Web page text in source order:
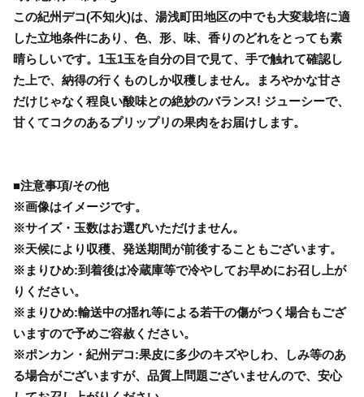
この紀州デコ(不知火)は、湯浅町田地区の中でも大変栽培に適
した立地条件にあり、色、形、味、香りのどれをとっても素
晴らしいです。1玉1玉を自分の目で見て、手で触れて確認し
た上で、納得の行くものしか収穫しません。まろやかな甘さ
だけじゃなく程良い酸味との絶妙のバランス! ジューシーで、
甘くてコクのあるプリップリの果肉をお届けします。
■注意事項/その他
※画像はイメージです。
※サイズ・玉数はお選びいただけません。
※天候により収穫、発送期間が前後することもございます。
※まりひめ:到着後は冷蔵庫等で冷やしてお早めにお召し上が
りください。
※まりひめ:輸送中の揺れ等による若干の傷がつく場合もござ
いますので予めご容赦ください。
※ポンカン・紀州デコ:果皮に多少のキズやしわ、しみ等のあ
る場合がございますが、品質上問題ございませんので、安心